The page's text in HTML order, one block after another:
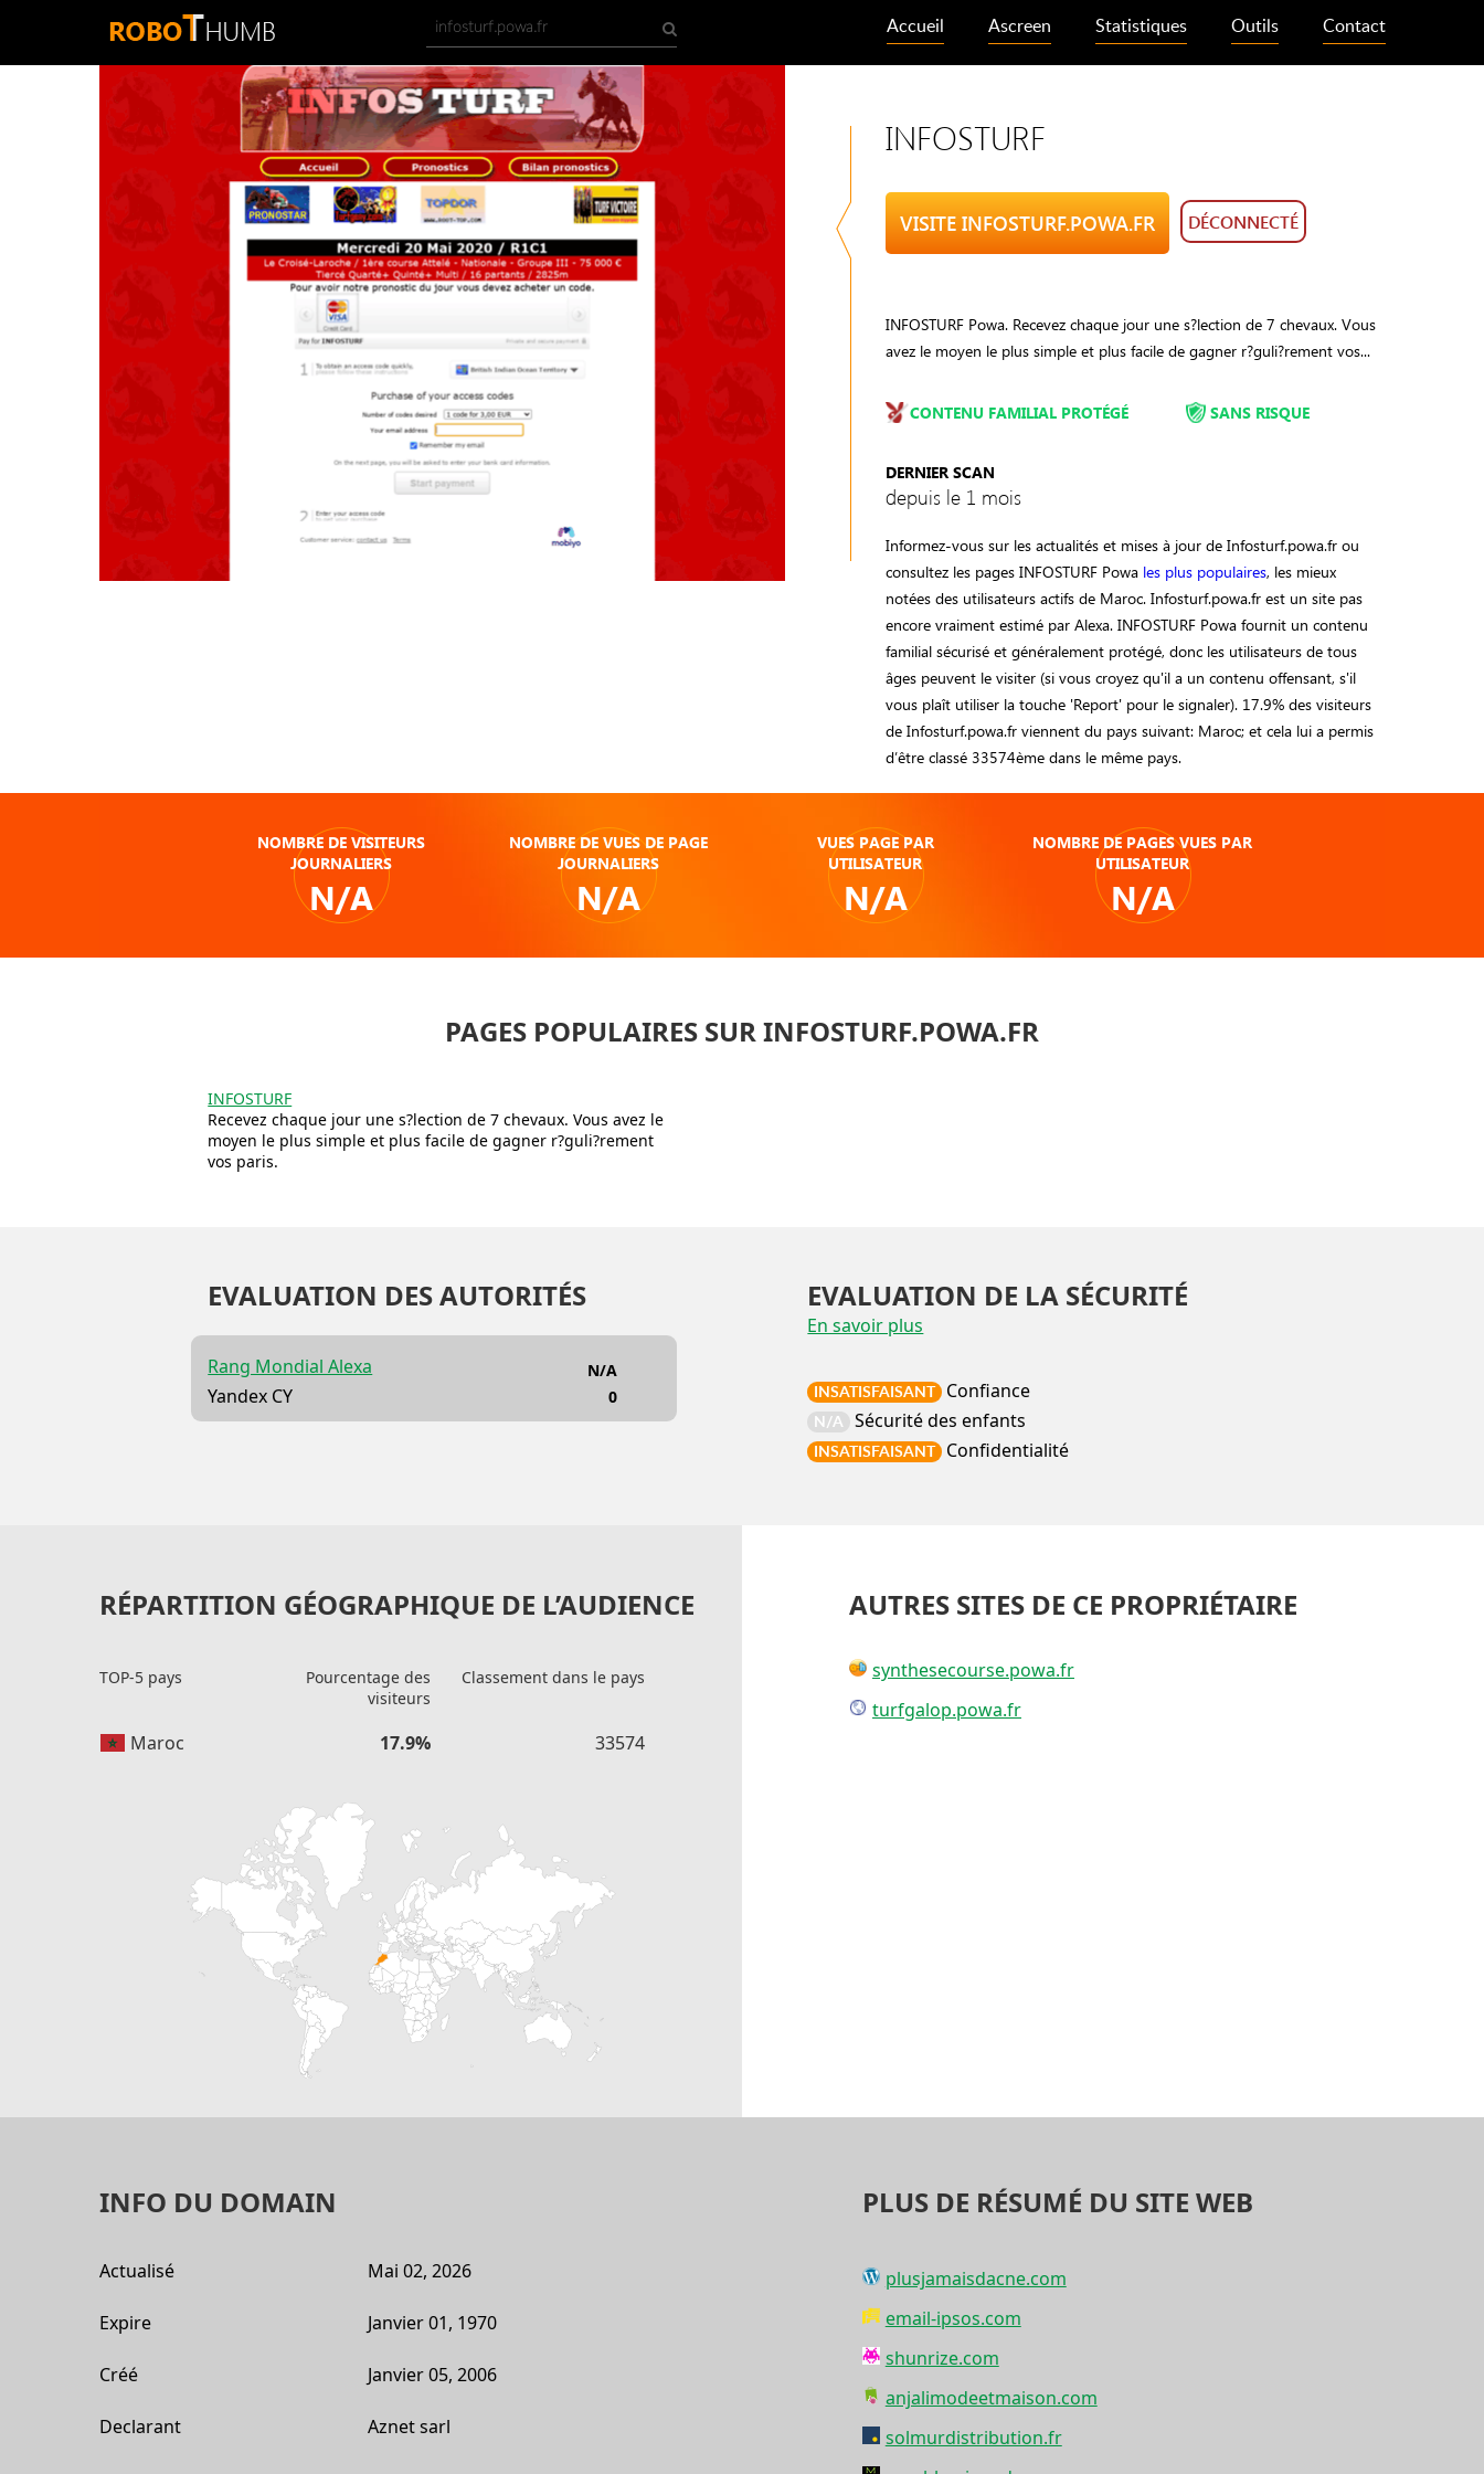
Accueil Ascreen Statistiques Outils Contact
INFOSTURF
VISITE INFOSTURF.POWA.FR DÉCONNECTÉ
INFOSTURF Powa. Recevez chaque jour une s?lection de 7 chevaux. Vous
avez le moyen le plus simple et plus facile de gagner r?guli?rement vos...
CONTENU FAMILIAL PROTÉGÉ
DERNIER SCAN
depuis le 1 mois
SANS RISQUE
Informez-vous sur les actualités et mises à jour de Infosturf.powa.fr ou
consultez les pages INFOSTURF Powa les plus populaires, les mieux
notées des utilisateurs actifs de Maroc. Infosturf.powa.fr est un site pas
encore vraiment estimé par Alexa. INFOSTURF Powa fournit un contenu
familial sécurisé et généralement protégé, donc les utilisateurs de tous
âges peuvent le visiter (si vous croyez qu'il a un contenu offensant, s'il
vous plaît utiliser la touche 'Report' pour le signaler). 17.9% des visiteurs
de Infosturf.powa.fr viennent du pays suivant: Maroc; et cela lui a permis
d’être classé 33574ème dans le même pays.
NOMBRE DE VISITEURS
JOURNALIERS
N/A
NOMBRE DE VUES DE PAGE
JOURNALIERS
N/A
VUES PAGE PAR
UTILISATEUR
N/A
NOMBRE DE PAGES VUES PAR
UTILISATEUR
N/A
PAGES POPULAIRES SUR INFOSTURF.POWA.FR
INFOSTURF
Recevez chaque jour une s?lection de 7 chevaux. Vous avez le
moyen le plus simple et plus facile de gagner r?guli?rement
vos paris.
EVALUATION DES AUTORITÉS
Rang Mondial Alexa
Yandex CY
N/A
0
EVALUATION DE LA SÉCURITÉ
En savoir plus
INSATISFAISANT Confiance
N/A Sécurité des enfants
INSATISFAISANT Confidentialité
RÉPARTITION GÉOGRAPHIQUE DE L’AUDIENCE
TOP-5 pays
Pourcentage des
visiteurs
Classement dans le pays
Maroc 17.9% 33574
AUTRES SITES DE CE PROPRIÉTAIRE
synthesecourse.powa.fr
turfgalop.powa.fr
INFO DU DOMAIN
Actualisé Mai 02, 2026
Expire Janvier 01, 1970
Créé Janvier 05, 2006
Declarant Aznet sarl
PLUS DE RÉSUMÉ DU SITE WEB
plusjamaisdacne.com
email-ipsos.com
shunrize.com
anjalimodeetmaison.com
solmurdistribution.fr